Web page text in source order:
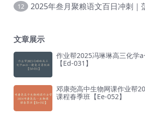
12
文章展示
作业帮2025冯琳琳高三化学
【Ed-031】
邓康尧高中生物网课作业帮
课程春季班【Ee-052】